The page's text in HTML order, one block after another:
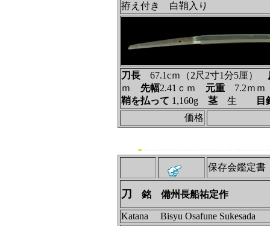
拵え付き 白鞘入り
刀長67.1cｍ（2尺2寸1分5厘）
ｍ 先幅2.41ｃｍ 元重7.2ｍ
鞘を払って 1,160g 茎生
目
価格
保存会鑑定書
刀 銘 備州長船祐定作
Katana Bisyu Osafune Sukesada